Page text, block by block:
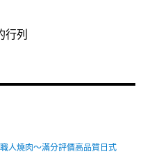
行列
人燒肉～滿分評價高品質日式